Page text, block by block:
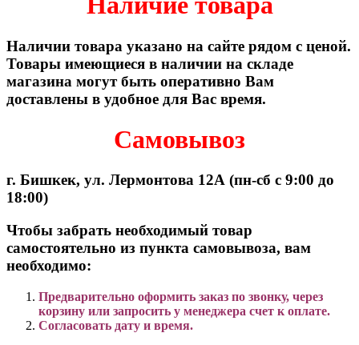
Наличии товара указано на сайте рядом с ценой.
Товары имеющиеся в наличии на складе
магазина могут быть оперативно Вам
доставлены в удобное для Вас время.
Самовывоз
г. Бишкек, ул. Лермонтова 12А (пн-сб с 9:00 до
18:00)
Чтобы забрать необходимый товар
самостоятельно из пункта самовывоза, вам
необходимо:
Предварительно оформить заказ по звонку, через
корзину или запросить у менеджера счет к оплате.
Согласовать дату и время.